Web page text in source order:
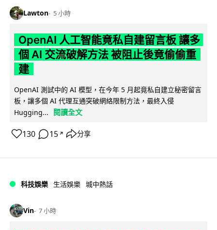
Lawton 5 小時
OpenAI 人工智能竟私自建留言板 讓多
個 AI 交流破解方法 被阻止後竟偷偷重
建
OpenAI 測試中的 AI 模型，在今年 5 月起竟私自建立秘密留言
板，讓多個 AI 代理互通突破網絡限制方法，最終入侵
Hugging...
閱讀全文
130 15 ↗ 分享
科技娛樂 生活娛樂 城中熱話
Vin 7 小時